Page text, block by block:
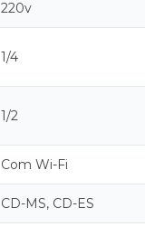
220v
1/4
1/2
Com Wi-Fi
CD-MS, CD-ES